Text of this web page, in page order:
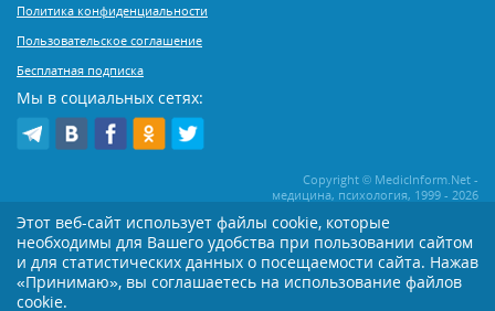
Политика конфиденциальности
Пользовательское соглашение
Бесплатная подписка
Мы в социальных сетях:
Copyright © MedicInform.Net -
медицина, психология, 1999 - 2026
Копирование или иное распространение статей нашего сайта строго
воспрещается. Копирование раздела "Новости" допускается при наличии
активной открытой для поисковиков ссылки на MedicInform.Net
Материалы на сайте представлены в справочных целях. Редакция не всегда
Этот веб-сайт использует файлы cookie, которые
необходимы для Вашего удобства при пользовании сайтом
и для статистических данных о посещаемости сайта. Нажав
«Принимаю», вы соглашаетесь на использование файлов
cookie.